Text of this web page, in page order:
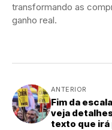
transformando as
ganho real.
ANTERIOR
Fim da
veja
texto que irá